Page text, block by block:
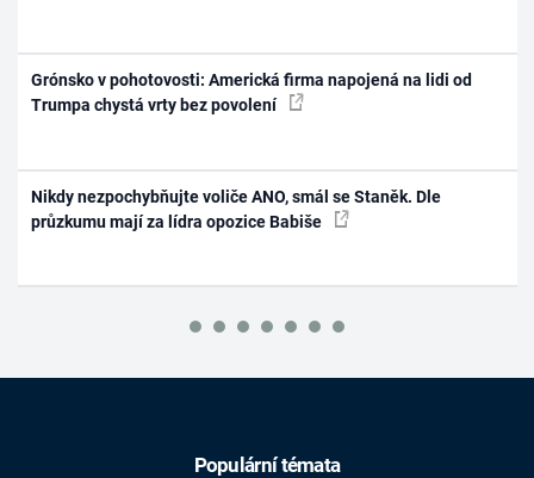
Grónsko v pohotovosti: Americká firma napojená na lidi od
Trumpa chystá vrty bez povolení
Nikdy nezpochybňujte voliče ANO, smál se Staněk. Dle
průzkumu mají za lídra opozice Babiše
Populární témata